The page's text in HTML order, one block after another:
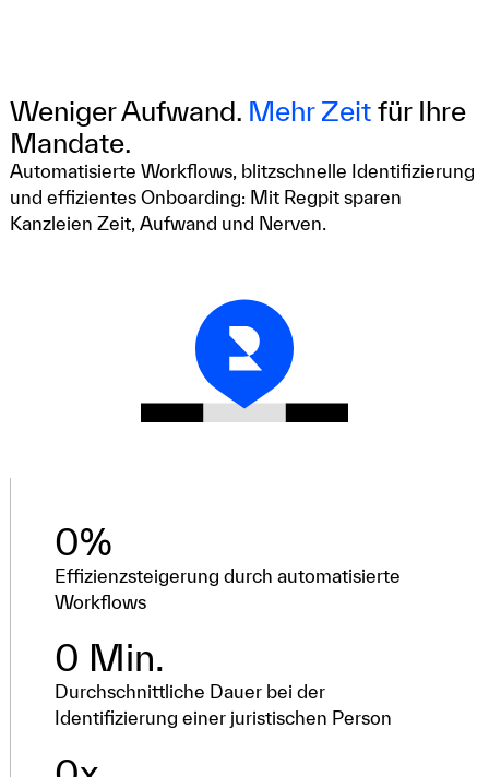
Weniger Aufwand. Mehr Zeit für Ihre
Mandate.
Automatisierte Workflows, blitzschnelle Identifizierung
und effizientes Onboarding: Mit Regpit sparen
Kanzleien Zeit, Aufwand und Nerven.
0%
Effizienzsteigerung durch automatisierte
Workflows
0 Min.
Durchschnittliche Dauer bei der
Identifizierung einer juristischen Person